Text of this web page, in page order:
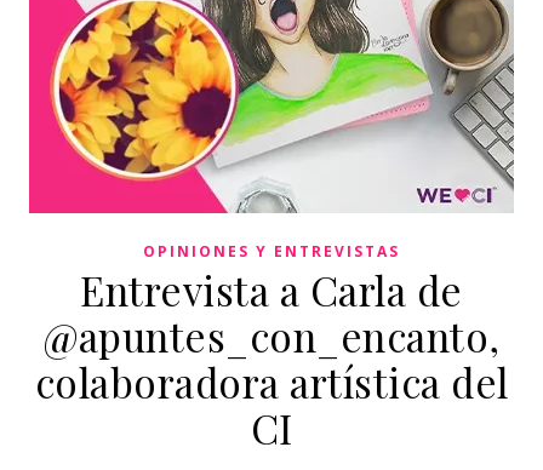
OPINIONES Y ENTREVISTAS
Entrevista a Carla de
@apuntes_con_encanto,
colaboradora artística del
CI